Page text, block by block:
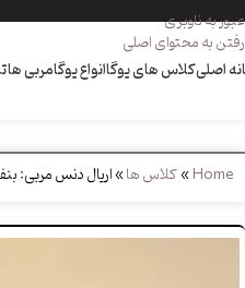
عبور به ناوبری
رفتن به محتوای اصلی
اصلیکلاس های یوگاانواع یوگامربی ها
Home
»کلاس ها»اریال دنس مربی: بنفشه